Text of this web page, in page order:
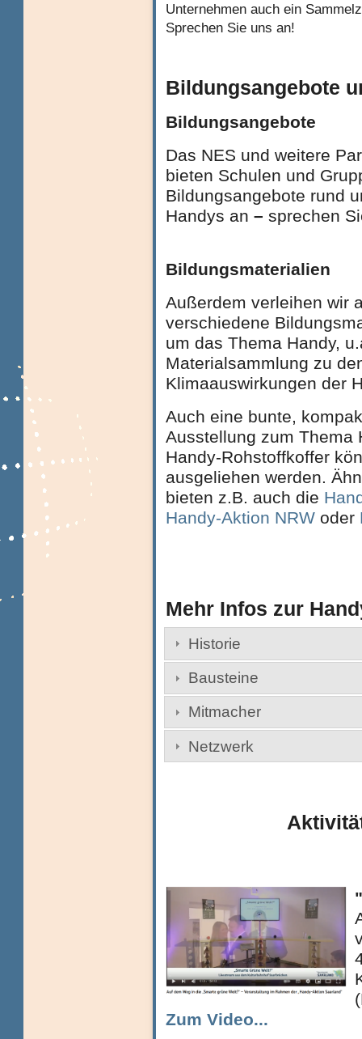
Unternehmen auch ein
Sprechen Sie uns an!
Bildungsangebote
Bildungsangebote
Das NES und weitere
bieten Schulen und
Bildungsangebote rund
Handys an – sprechen
Bildungsmaterialien
Außerdem verleihen wir
verschiedene
um das Thema Handy,
Materialsammlung zu
Klimaauswirkungen der
Auch eine bunte,
Ausstellung zum Thema
Handy-Rohstoffkoffer
ausgeliehen werden.
bieten z.B. auch die
Handy-Aktion NRW oder
Mehr Infos zur
Historie
Bausteine
Mitmacher
Netzwerk
Zum Video...